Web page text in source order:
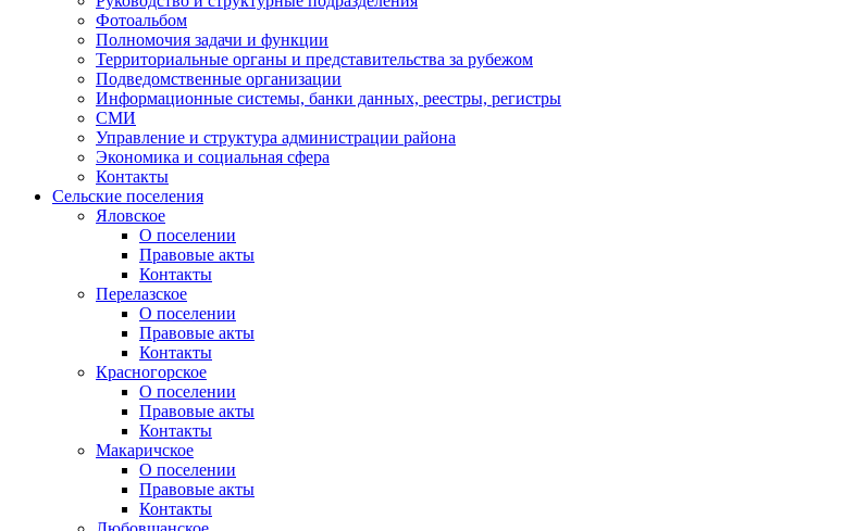
Фотоальбом
Полномочия задачи и функции
Территориальные органы и представительства за рубежом
Подведомственные организации
Информационные системы, банки данных, реестры, регистры
СМИ
Управление и структура администрации района
Экономика и социальная сфера
Контакты
Сельские поселения
Яловское
О поселении
Правовые акты
Контакты
Перелазское
О поселении
Правовые акты
Контакты
Красногорское
О поселении
Правовые акты
Контакты
Макаричское
О поселении
Правовые акты
Контакты